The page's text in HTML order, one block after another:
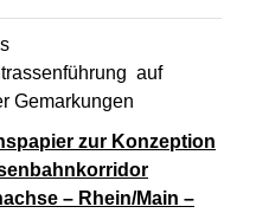
auf
Gemarkungen
zur Konzeption
– Rhein/Main –